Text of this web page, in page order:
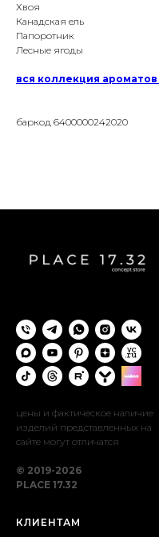
Хвоя
Канадская ель
Папоротник
Лесные ягоды
вся коллекция
баркод 6400000242020
цены и фактическое наличие
изделий представленных на
сайте могут отличатся
© 2019-2026
PLACE 17.32
КЛИЕНТАМ